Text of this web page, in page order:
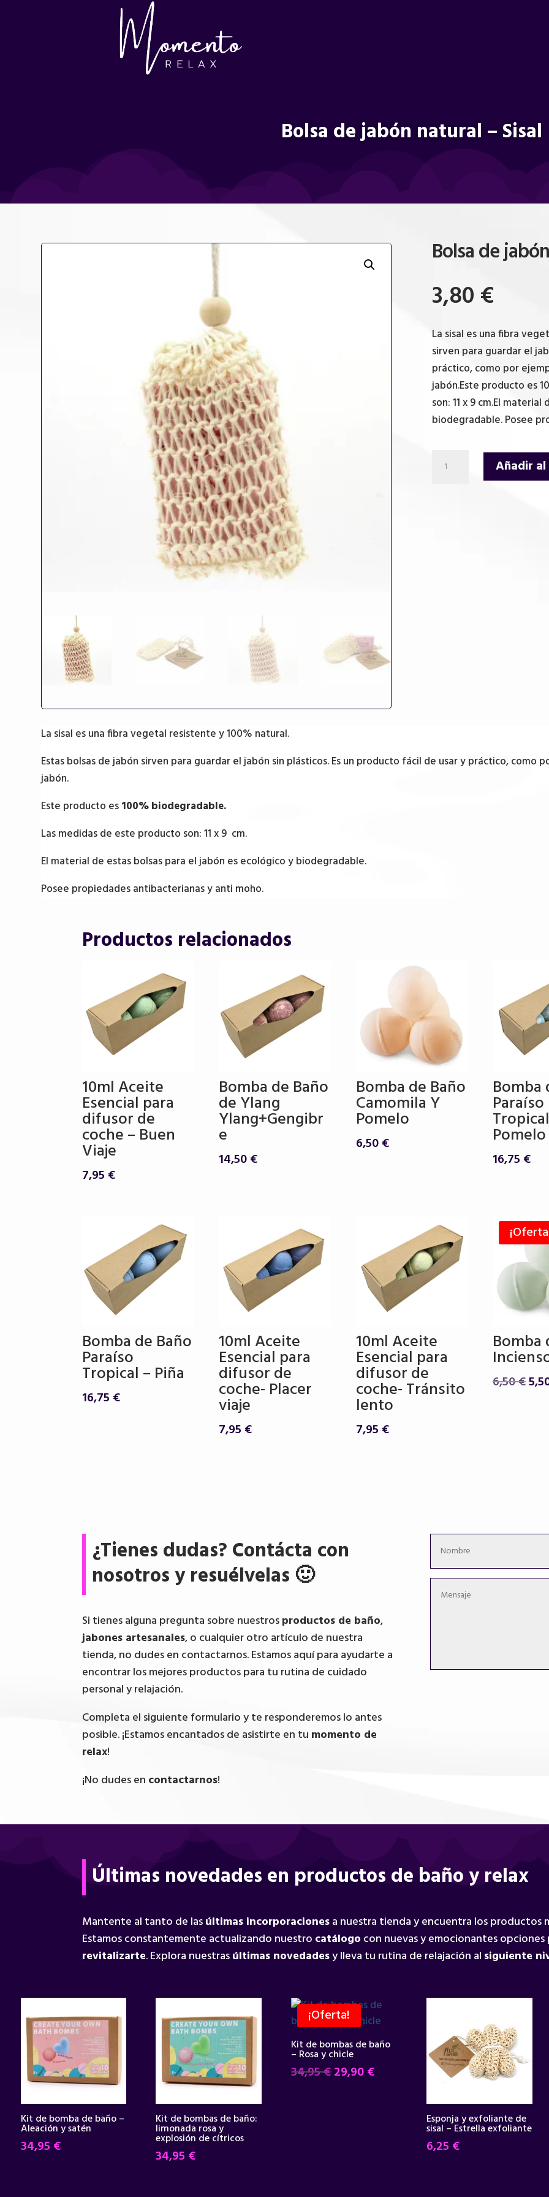
Bolsa de jabón natural – Sisal
Bolsa de
3,80€
La sisal es una fibra
sirven para guardar el
práctico, como por
jabón.Este producto es
son: 11 x 9 cm.El
biodegradable. Posee
Añadir
La sisal es una fibra vegetal resistente y 100% natural.
Estas bolsas de jabón sirven para guardar el jabón sin plásticos. Es un producto fácil de usar y práctico, como
jabón.
Este producto es100% biodegradable.
Las medidas de este producto son: 11 x 9 cm.
El material de estas bolsas para el jabón es ecológico y biodegradable.
Posee propiedades antibacterianas y anti moho.
Productos relacionados
10ml Aceite
Esencial para
difusor de
coche – Buen
Viaje
7,95 €
Bomba de Baño
de Ylang
Ylang+Gengibr
e
14,50€
Bomba de Baño
Camomila Y
Pomelo
6,50€
Bomba
Paraíso
Pomelo
16,75 €
Bomba de Baño
Paraíso
Tropical – Piña
16,75 €
10ml Aceite
Esencial para
difusor de
coche- Placer
viaje
7,95 €
10ml Aceite
Esencial para
difusor de
coche- Tránsito
lento
7,95 €
Bomba
6,50€El
¿Tienes dudas? Contácta con
nosotros y resuélvelas 🙂
Si tienes alguna pregunta sobre nuestrosproductos de baño,
jabones artesanales, o cualquier otro artículo de nuestra
tienda, no dudes en contactarnos. Estamos aquí para ayudarte a
encontrar los mejores productos para tu rutina de cuidado
personal y relajación.
Completa el siguiente formulario y te responderemos lo antes
posible. ¡Estamos encantados de asistirte en tu momento de
relax!
¡No dudes en contactarnos!
Últimas novedades en productos de baño y relax
Mantente al tanto de lasúltimas incorporacionesa nuestra tienda y encuentra los productos
Estamos constantemente actualizando nuestro catálogo con nuevas y emocionantes opciones
revitalizarte. Explora nuestrasúltimas novedadesy lleva tu rutina de relajación al siguiente
Kit de bomba de baño –
Aleación y satén
34,95 €
Kit de bombas de baño:
limonada rosa y
explosión de cítricos
34,95 €
¡Oferta!
Kit de bombas de baño
– Rosa y chicle
34,95€El
29,90€El
Esponja y exfoliante de
sisal – Estrella exfoliante
6,25 €